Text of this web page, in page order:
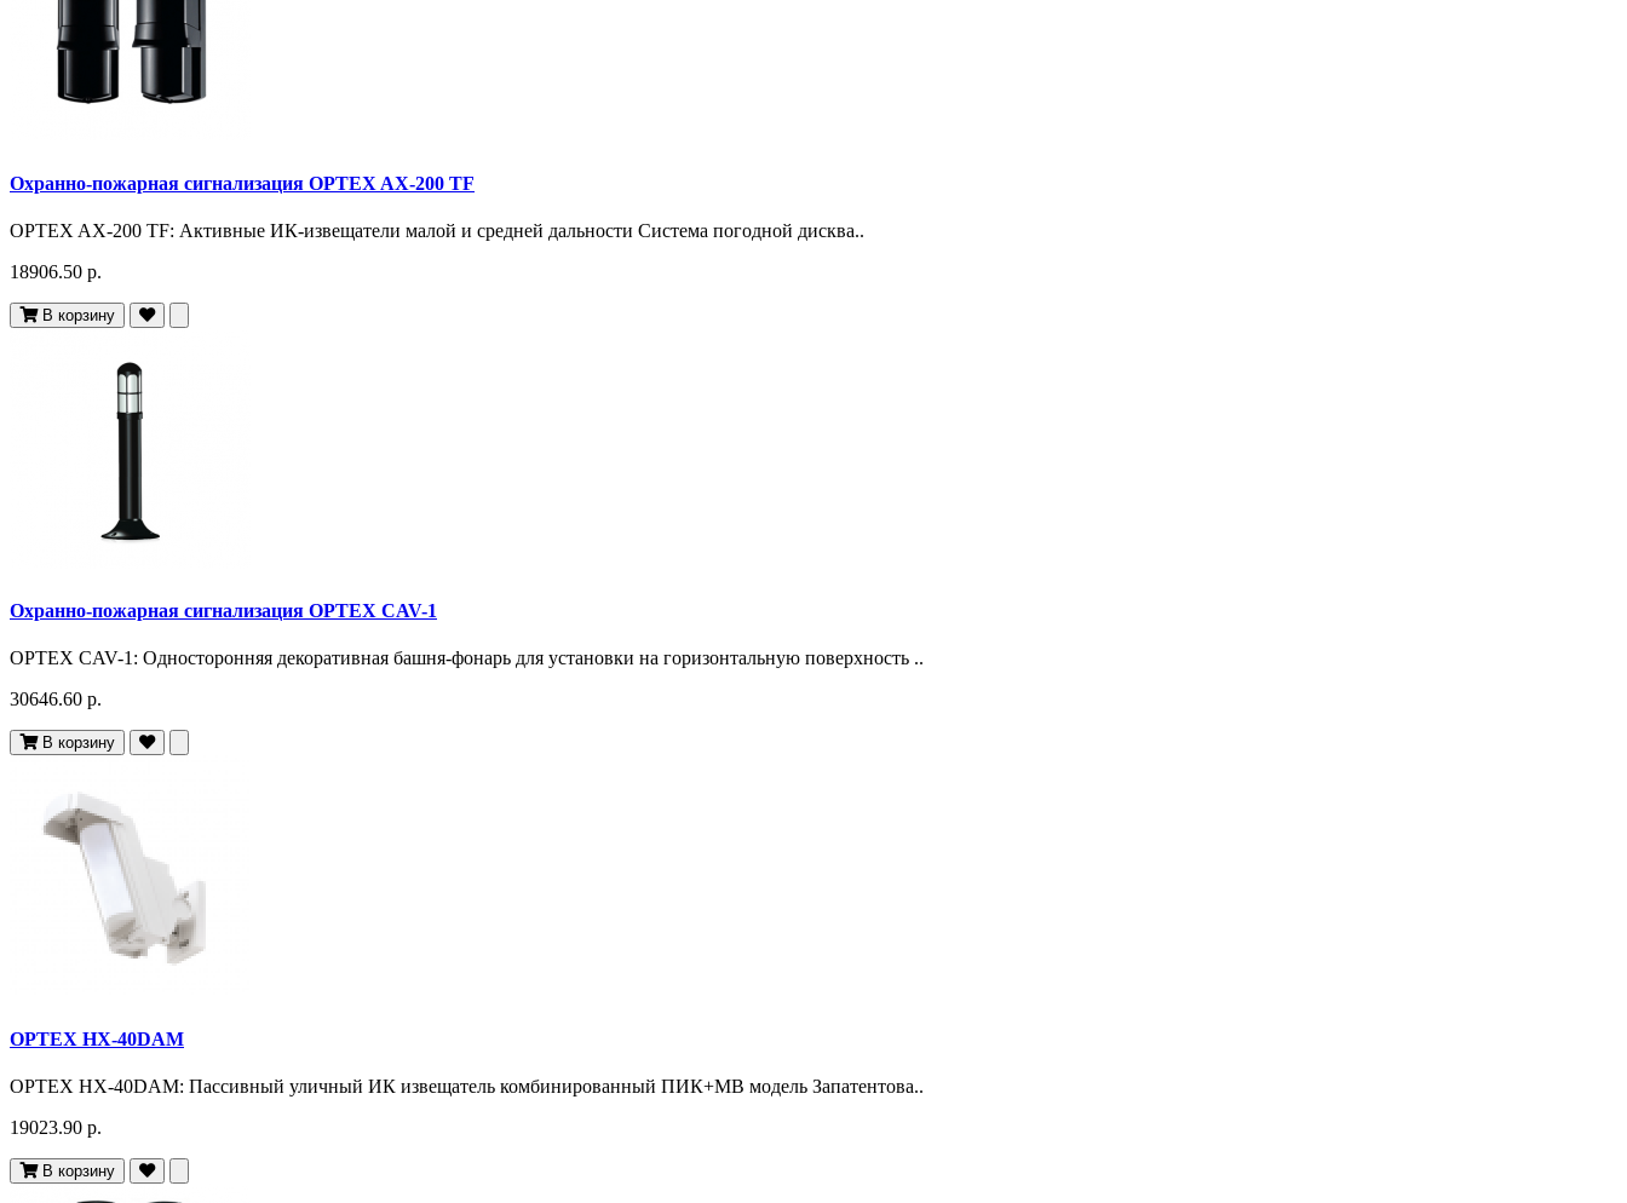
Охранно-пожарная сигнализация OPTEX AX-200 TF
OPTEX AX-200 TF: Активные ИК-извещатели малой и средней дальности Система погодной дисква..
18906.50 р.
В корзину
Охранно-пожарная сигнализация OPTEX CAV-1
OPTEX CAV-1: Односторонняя декоративная башня-фонарь для установки на горизонтальную поверхность ..
30646.60 р.
В корзину
OPTEX HX-40DAM
OPTEX HX-40DAM: Пассивный уличный ИК извещатель комбинированный ПИК+МВ модель Запатентова..
19023.90 р.
В корзину